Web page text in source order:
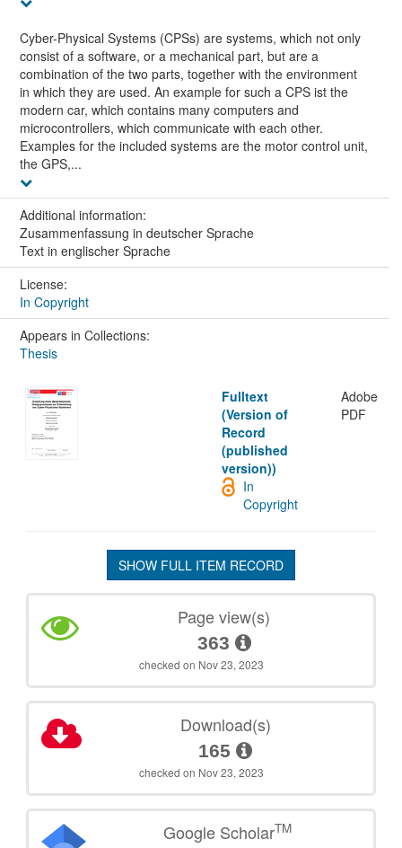
Cyber-Physical Systems (CPSs) are systems, which not only
consist of a software, or a mechanical part, but are a
combination of the two parts, together with the environment
in which they are used. An example for such a CPS ist the
modern car, which contains many computers and
microcontrollers, which communicate with each other.
Examples for the included systems are the motor control unit,
the GPS,...
Additional information:
Zusammenfassung in deutscher Sprache
Text in englischer Sprache
License:
In Copyright
Appears in Collections:
Thesis
Fulltext
(Version of
Record
(published
version))
Adobe
PDF
In
Copyright
SHOW FULL ITEM RECORD
Page view(s)
363
checked on Nov 23, 2023
Download(s)
165
checked on Nov 23, 2023
Google ScholarTM